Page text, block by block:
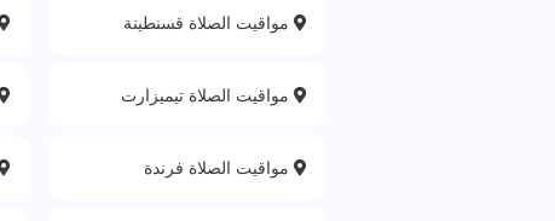
مواقيت الصلاة قسنطينة
مواقيت الصلاة تيميزارت
مواقيت الصلاة فرندة